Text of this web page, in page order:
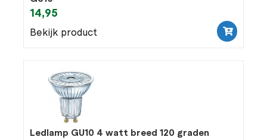
14,95
Bekijk product
Ledlamp GU10 4 watt breed 120 graden